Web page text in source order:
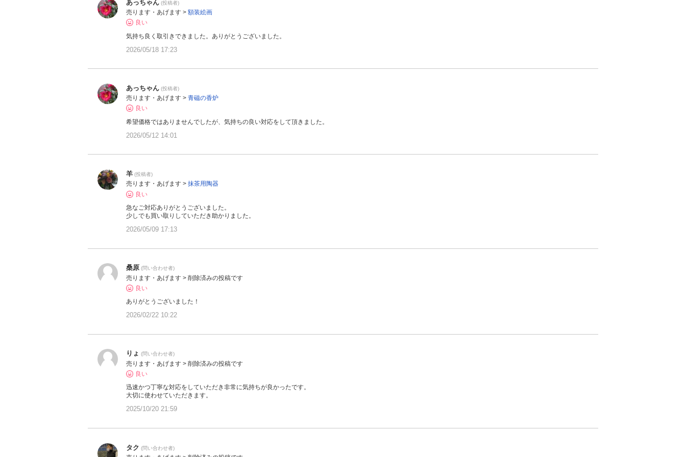
あっちゃん (投稿者)
売ります・あげます >額装絵画
良い
気持ち良く取引きできました。ありがとうございました。
2026/05/18 17:23
あっちゃん (投稿者)
売ります・あげます >青磁の香炉
良い
希望価格ではありませんでしたが、気持ちの良い対応をして頂きました。
2026/05/12 14:01
羊 (投稿者)
売ります・あげます >抹茶用陶器
良い
急なご対応ありがとうございました。
少しでも買い取りしていただき助かりました。
2026/05/09 17:13
桑原 (問い合わせ者)
売ります・あげます > 削除済みの投稿です
良い
ありがとうございました！
2026/02/22 10:22
りょ (問い合わせ者)
売ります・あげます > 削除済みの投稿です
良い
迅速かつ丁寧な対応をしていただき非常に気持ちが良かったです。
大切に使わせていただきます。
2025/10/20 21:59
タク (問い合わせ者)